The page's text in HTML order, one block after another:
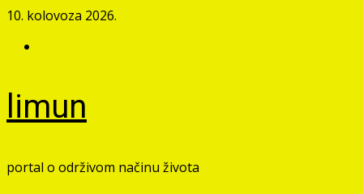
Skip
content
10. kolovoza 2026.
limun
portal o održivom načinu života